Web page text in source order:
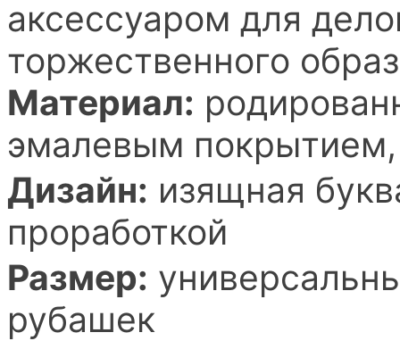
аксессуаром для
торжественного
Материал:
эмалевым
Дизайн: изящная
проработкой
Размер:
рубашек